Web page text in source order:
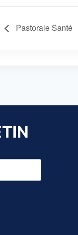
Pastorale Santé